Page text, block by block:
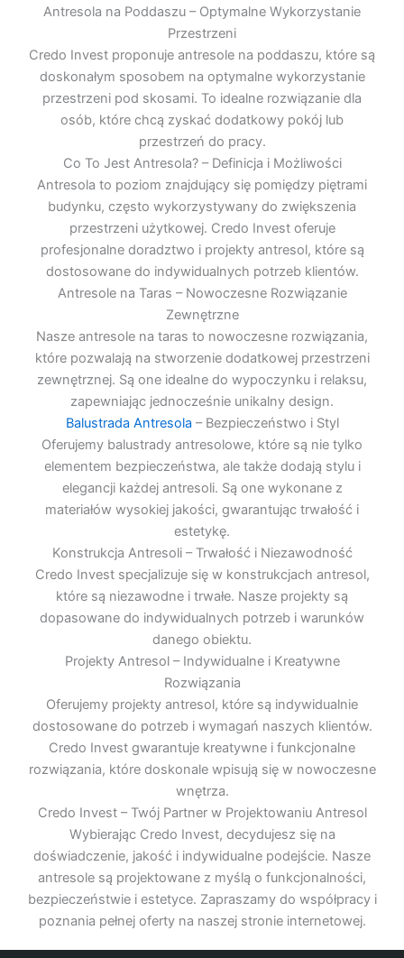
Antresola na Poddaszu – Optymalne Wykorzystanie
Przestrzeni
Credo Invest proponuje antresole na poddaszu, które są
doskonałym sposobem na optymalne wykorzystanie
przestrzeni pod skosami. To idealne rozwiązanie dla
osób, które chcą zyskać dodatkowy pokój lub
przestrzeń do pracy.
Co To Jest Antresola? – Definicja i Możliwości
Antresola to poziom znajdujący się pomiędzy piętrami
budynku, często wykorzystywany do zwiększenia
przestrzeni użytkowej. Credo Invest oferuje
profesjonalne doradztwo i projekty antresol, które są
dostosowane do indywidualnych potrzeb klientów.
Antresole na Taras – Nowoczesne Rozwiązanie
Zewnętrzne
Nasze antresole na taras to nowoczesne rozwiązania,
które pozwalają na stworzenie dodatkowej przestrzeni
zewnętrznej. Są one idealne do wypoczynku i relaksu,
zapewniając jednocześnie unikalny design.
Balustrada Antresola – Bezpieczeństwo i Styl
Oferujemy balustrady antresolowe, które są nie tylko
elementem bezpieczeństwa, ale także dodają stylu i
elegancji każdej antresoli. Są one wykonane z
materiałów wysokiej jakości, gwarantując trwałość i
estetykę.
Konstrukcja Antresoli – Trwałość i Niezawodność
Credo Invest specjalizuje się w konstrukcjach antresol,
które są niezawodne i trwałe. Nasze projekty są
dopasowane do indywidualnych potrzeb i warunków
danego obiektu.
Projekty Antresol – Indywidualne i Kreatywne
Rozwiązania
Oferujemy projekty antresol, które są indywidualnie
dostosowane do potrzeb i wymagań naszych klientów.
Credo Invest gwarantuje kreatywne i funkcjonalne
rozwiązania, które doskonale wpisują się w nowoczesne
wnętrza.
Credo Invest – Twój Partner w Projektowaniu Antresol
Wybierając Credo Invest, decydujesz się na
doświadczenie, jakość i indywidualne podejście. Nasze
antresole są projektowane z myślą o funkcjonalności,
bezpieczeństwie i estetyce. Zapraszamy do współpracy i
poznania pełnej oferty na naszej stronie internetowej.